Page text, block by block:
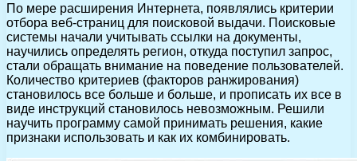
По мере расширения Интернета, появлялись критерии
отбора веб-страниц для поисковой выдачи. Поисковые
системы начали учитывать ссылки на документы,
научились определять регион, откуда поступил запрос,
стали обращать внимание на поведение пользователей.
Количество критериев (факторов ранжирования)
становилось все больше и больше, и прописать их все в
виде инструкций становилось невозможным. Решили
научить программу самой принимать решения, какие
признаки использовать и как их комбинировать.